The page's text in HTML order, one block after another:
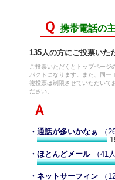
Ｑ 携帯電話の
135人の方にご投票いた
ご投票いただくとトップページ
パクトになります。また、同一
複投票は制限させていただいて
ださい。
Ａ
・通話が多いかなぁ （
・ほとんどメール（41人
・ネットサーフィン（12